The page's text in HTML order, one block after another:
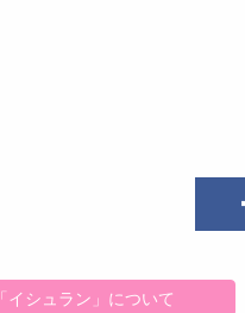
「イシュラン」について